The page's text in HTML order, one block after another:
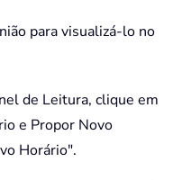
para visualizá-lo no
de Leitura, clique em
e Propor Novo
Horário".